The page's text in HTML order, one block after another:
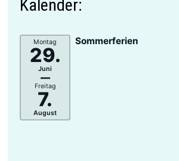
Kalender:
Montag
29.
Juni
–
Freitag
7.
August
Sommerferien